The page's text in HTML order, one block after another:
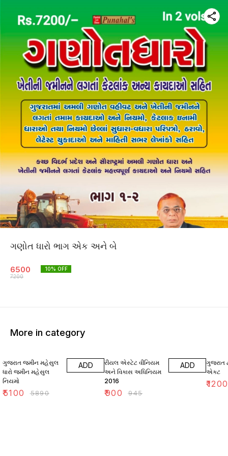
ગણોત ધારો ભાગ એક અને બે
6500
7200
10% OFF
More in category
ગુજરાત જમીન મહેસુલ
ધારો જમીન મહેસુલ
નિયમો
₹5100 ₹5890
ADD
રીયલ એસ્ટેટ વીનિયમ
અને વિકાસ અધિનિયમ
2016
₹900 ₹945
ADD
ગુજરાત
એક્ટ
₹1200